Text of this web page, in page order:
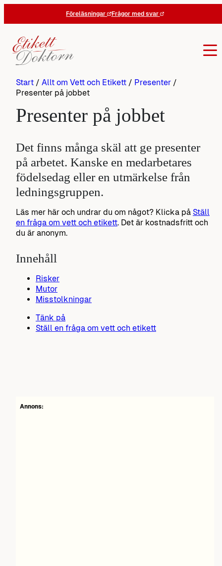
Föreläsningar Frågor med svar
Start / Allt om Vett och Etikett / Presenter /
Presenter på jobbet
Presenter på jobbet
Det finns många skäl att ge presenter
på arbetet. Kanske en medarbetares
födelsedag eller en utmärkelse från
ledningsgruppen.
Läs mer här och undrar du om något? Klicka på Ställ
en fråga om vett och etikett. Det är kostnadsfritt och
du är anonym.
Innehåll
Risker
Mutor
Misstolkningar
Tänk på
Ställ en fråga om vett och etikett
Annons: